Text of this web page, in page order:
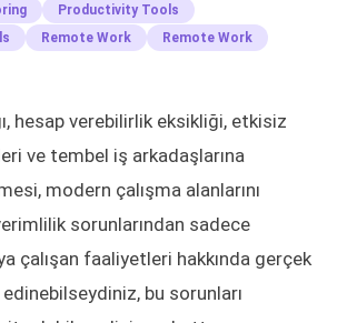
Productivity Tools
Remote Work Remote Work
hesap verebilirlik eksikliği, etkisiz
ve tembel iş arkadaşlarına
modern çalışma alanlarını
sorunlarından sadece
çalışan faaliyetleri hakkında gerçek
bu sorunları